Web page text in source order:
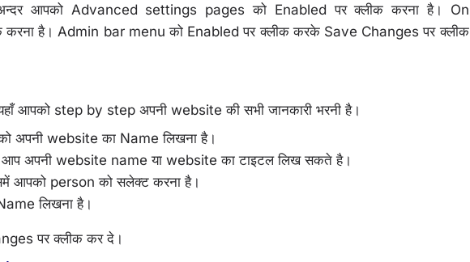
आपको Advanced settings pages को Enabled पर क्लीक करना है। On
करना है। Admin bar menu को Enabled पर क्लीक करके Save Changes पर क्लीक
आपको step by step अपनी website की सभी जानकारी भरनी है।
अपनी website का Name लिखना है।
आप अपनी website name या website का टाइटल लिख सकते है।
आपको person को सलेक्ट करना है।
लिखना है।
पर क्लीक कर दे।